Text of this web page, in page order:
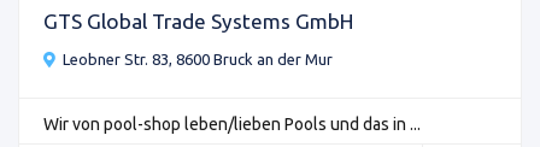
GTS Global Trade Systems GmbH
Leobner Str. 83, 8600 Bruck an der Mur
Wir von pool-shop leben/lieben Pools und das in ...